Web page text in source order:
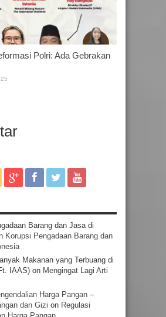
Polri: Ada Gebrakan
Barang dan Jasa di
Korupsi Pengadaan Barang dan
Makanan yang Terbuang di
IAAS) on Mengingat Lagi Arti
Harga Pangan –
dan Gizi on Regulasi